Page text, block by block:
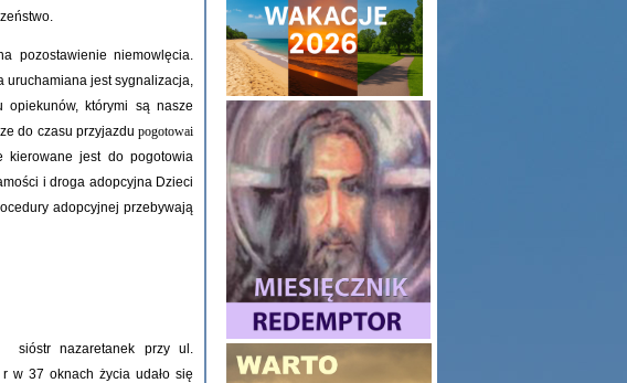
pozostawienie niemowlęcia.
uruchamiana jest sygnalizacja,
którymi są nasze
do czasu przyjazdupogotowai
kierowane jest do pogotowia
i droga adopcyjna Dzieci
adopcyjnej przebywają
sióstr nazaretanek przy ul.
w 37 oknach życia udało się